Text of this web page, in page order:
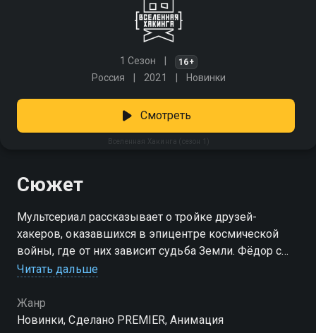
1 Сезон 16+
Россия 2021 Новинки
Вселенная Хакинга (сезон 1)
Смотреть
Сюжет
Мультсериал рассказывает о тройке друзей-
хакеров, оказавшихся в эпицентре космической
войны, где от них зависит судьба Земли. Фёдор с
детства носит с собой устройство — Вселенную
которое хранит ответы на любые вопросы. Поиски
семьи приводят его и товарищей Бориса и Игната к
Читать дальше
Жанр
Новинки, Сделано PREMIER, Анимация